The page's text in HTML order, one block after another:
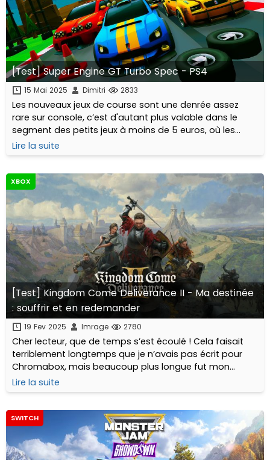
[Test] Super Engine GT Turbo Spec - PS4
15 Mai 2025 Dimitri 2833
Les nouveaux jeux de course sont une denrée assez
rare sur console, c’est d'autant plus valable dans le
segment des petits jeux à moins de 5 euros, où les
éditeurs comme Ratalaika Games et Eastasiasoft
proposent beaucoup plus régulièrement...
Lire la suite
XBOX
[Test] Kingdom Come Deliverance II - Ma destinée
: souffrir et en redemander
19 Fev 2025 Imrage 2780
Cher lecteur, que de temps s’est écoulé ! Cela faisait
terriblement longtemps que je n’avais pas écrit pour
Chromabox, mais beaucoup plus longue fut mon
attente de la suite de Kingdom Come Deliverance,
incontestablement mon jeu de l’année 2018...
Lire la suite
SWITCH